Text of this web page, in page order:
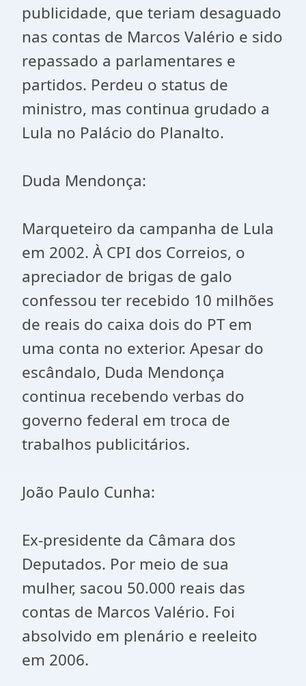
publicidade, que teriam desaguado
nas contas de Marcos Valério e sido
repassado a parlamentares e
partidos. Perdeu o status de
ministro, mas continua grudado a
Lula no Palácio do Planalto.
Duda Mendonça:
Marqueteiro da campanha de Lula
em 2002. À CPI dos Correios, o
apreciador de brigas de galo
confessou ter recebido 10 milhões
de reais do caixa dois do PT em
uma conta no exterior. Apesar do
escândalo, Duda Mendonça
continua recebendo verbas do
governo federal em troca de
trabalhos publicitários.
João Paulo Cunha:
Ex-presidente da Câmara dos
Deputados. Por meio de sua
mulher, sacou 50.000 reais das
contas de Marcos Valério. Foi
absolvido em plenário e reeleito
em 2006.